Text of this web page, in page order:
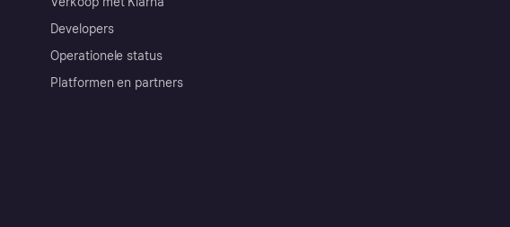
Developers
Operationele status
Platformen en partners